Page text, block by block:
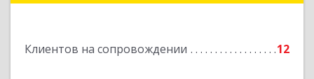
Клиентов на сопровождении 12
Подробнее